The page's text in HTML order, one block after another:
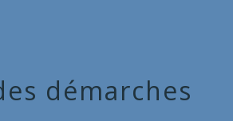
démarches